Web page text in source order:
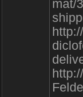
mat/